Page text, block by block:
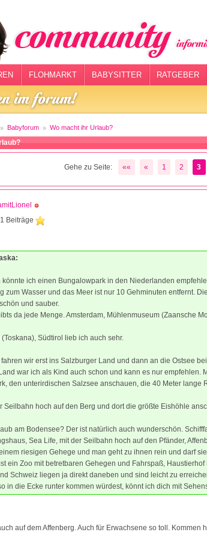
FLOHMARKT BABYSITTER RATGEBER
Babyforum Wo macht ihr Urlaub?
Gehe zu Seite: «« « 1 2 3
Beiträge
könnte ich einen Bungalowpark in den Niederlanden
zum Wasser und das Meer ist nur 10 Gehminuten entfernt.
und sauber.
da jede Menge. Amsterdam, Mühlenmuseum (Zaansche
(Toskana), Südtirol lieb ich auch sehr.
fahren wir erst ins Salzburger Land und dann an die Ostsee
war ich als Kind auch schon und kann es nur empfehlen.
den unterirdischen Salzsee anschauen, die 40 Meter lange
Seilbahn hoch auf den Berg und dort die größte Eishöhle
am Bodensee? Der ist natürlich auch wunderschön.
Sea Life, mit der Seilbahn hoch auf den Pfänder,
riesigen Gehege und man geht zu ihnen rein und darf
ein Zoo mit betretbaren Gehegen und Fahrspaß,
Schweiz liegen ja direkt daneben und sind leicht zu
in die Ecke runter kommen würdest, könnt ich dich mit
auf dem Affenberg. Auch für Erwachsene so toll. Kommen